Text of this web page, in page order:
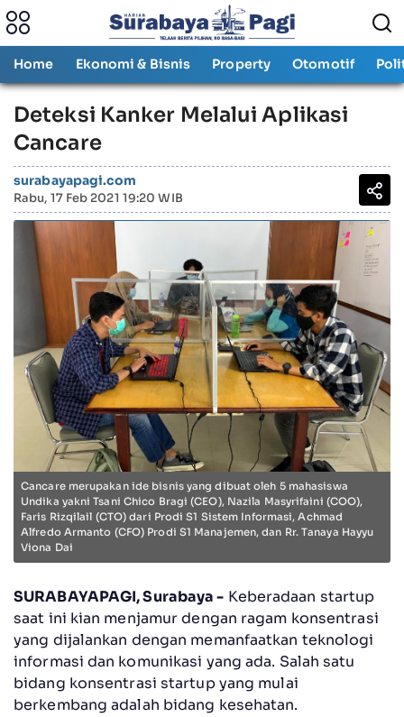
Home Ekonomi & Bisnis Property Otomotif
Deteksi Kanker Melalui Aplikasi
Cancare
surabayapagi.com
Rabu, 17 Feb 2021 19:20 WIB
Cancare merupakan ide bisnis yang dibuat oleh 5 mahasiswa
Undika yakni Tsani Chico Bragi (CEO), Nazila Masyrifaini (COO),
Faris Rizqilail (CTO) dari Prodi S1 Sistem Informasi, Achmad
Alfredo Armanto (CFO) Prodi S1 Manajemen, dan Rr. Tanaya Hayyu
Viona Dai
SURABAYAPAGI, Surabaya - Keberadaan startup
saat ini kian menjamur dengan ragam konsentrasi
yang dijalankan dengan memanfaatkan teknologi
informasi dan komunikasi yang ada. Salah satu
bidang konsentrasi startup yang mulai
berkembang adalah bidang kesehatan.